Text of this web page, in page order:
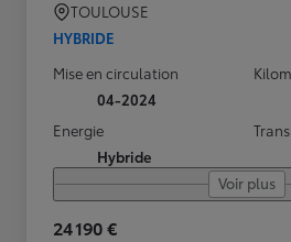
TOULOUSE
HYBRIDE
Mise en circulation
04-2024
Energie
Hybride
Voir plus
24 190 €